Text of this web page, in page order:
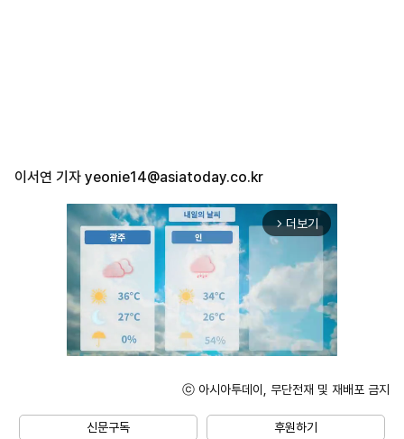
이서연 기자 yeonie14@asiatoday.co.kr
arrow_forward_ios 더보기
ⓒ 아시아투데이, 무단전재 및 재배포 금지
신문구독 후원하기